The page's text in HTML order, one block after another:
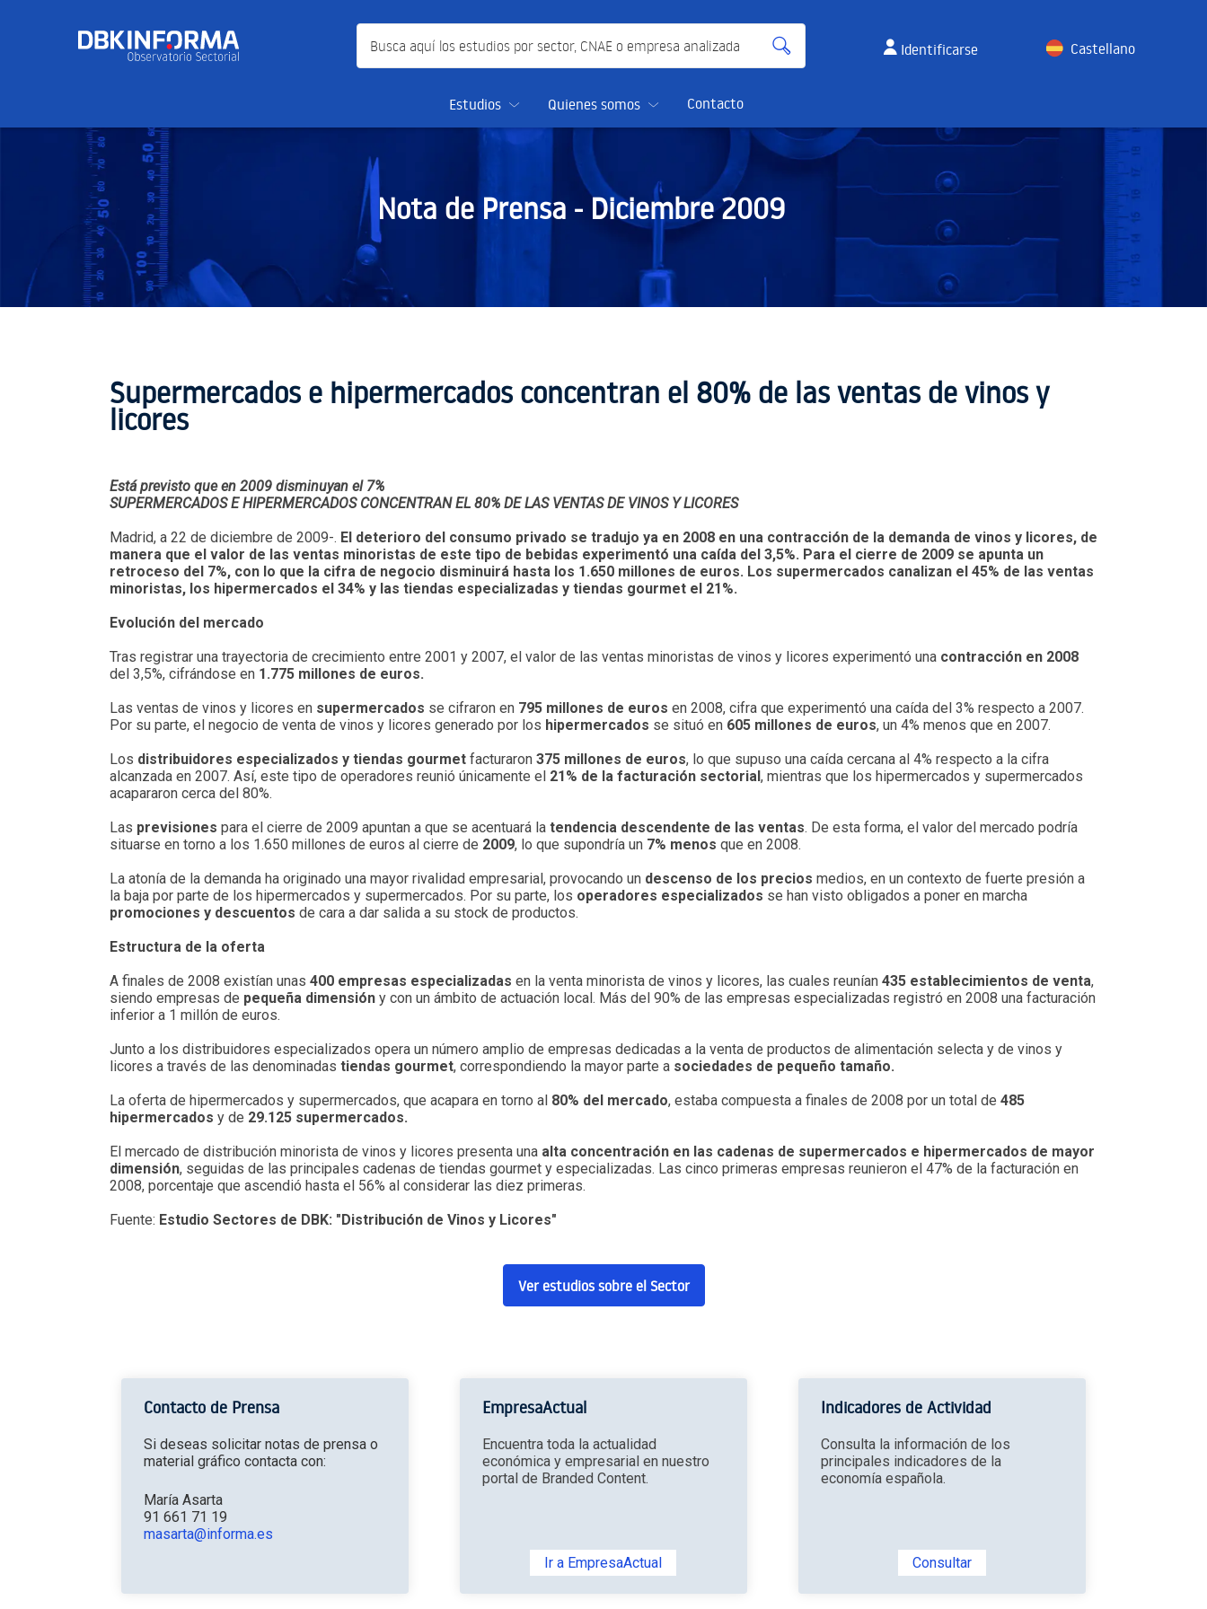
Identificarse
Castellano
Estudios
Quienes somos Contacto
Nota de Prensa - Diciembre 2009
Supermercados e hipermercados concentran el 80% de las ventas de vinos y
licores
Está previsto que en 2009 disminuyan el 7%
SUPERMERCADOS E HIPERMERCADOS CONCENTRAN EL 80% DE LAS VENTAS DE VINOS Y LICORES
Madrid, a 22 de diciembre de 2009-. El deterioro del consumo privado se tradujo ya en 2008 en una contracción de la demanda de vinos y licores, de
manera que el valor de las ventas minoristas de este tipo de bebidas experimentó una caída del 3,5%. Para el cierre de 2009 se apunta un
retroceso del 7%, con lo que la cifra de negocio disminuirá hasta los 1.650 millones de euros. Los supermercados canalizan el 45% de las ventas
minoristas, los hipermercados el 34% y las tiendas especializadas y tiendas gourmet el 21%.
Evolución del mercado
Tras registrar una trayectoria de crecimiento entre 2001 y 2007, el valor de las ventas minoristas de vinos y licores experimentó una contracción en 2008
del 3,5%, cifrándose en 1.775 millones de euros.
Las ventas de vinos y licores en supermercados se cifraron en 795 millones de euros en 2008, cifra que experimentó una caída del 3% respecto a 2007.
Por su parte, el negocio de venta de vinos y licores generado por los hipermercados se situó en 605 millones de euros, un 4% menos que en 2007.
Los distribuidores especializados y tiendas gourmet facturaron 375 millones de euros, lo que supuso una caída cercana al 4% respecto a la cifra
alcanzada en 2007. Así, este tipo de operadores reunió únicamente el 21% de la facturación sectorial, mientras que los hipermercados y supermercados
acapararon cerca del 80%.
Las previsiones para el cierre de 2009 apuntan a que se acentuará la tendencia descendente de las ventas. De esta forma, el valor del mercado podría
situarse en torno a los 1.650 millones de euros al cierre de 2009, lo que supondría un 7% menos que en 2008.
La atonía de la demanda ha originado una mayor rivalidad empresarial, provocando un descenso de los precios medios, en un contexto de fuerte presión a
la baja por parte de los hipermercados y supermercados. Por su parte, los operadores especializados se han visto obligados a poner en marcha
promociones y descuentos de cara a dar salida a su stock de productos.
Estructura de la oferta
A finales de 2008 existían unas 400 empresas especializadas en la venta minorista de vinos y licores, las cuales reunían 435 establecimientos de venta,
siendo empresas de pequeña dimensión y con un ámbito de actuación local. Más del 90% de las empresas especializadas registró en 2008 una facturación
inferior a 1 millón de euros.
Junto a los distribuidores especializados opera un número amplio de empresas dedicadas a la venta de productos de alimentación selecta y de vinos y
licores a través de las denominadas tiendas gourmet, correspondiendo la mayor parte a sociedades de pequeño tamaño.
La oferta de hipermercados y supermercados, que acapara en torno al 80% del mercado, estaba compuesta a finales de 2008 por un total de 485
hipermercados y de 29.125 supermercados.
El mercado de distribución minorista de vinos y licores presenta una alta concentración en las cadenas de supermercados e hipermercados de mayor
dimensión, seguidas de las principales cadenas de tiendas gourmet y especializadas. Las cinco primeras empresas reunieron el 47% de la facturación en
2008, porcentaje que ascendió hasta el 56% al considerar las diez primeras.
Fuente: Estudio Sectores de DBK: "Distribución de Vinos y Licores"
Ver estudios sobre el Sector
Contacto de Prensa
Si deseas solicitar notas de prensa o
material gráfico contacta con:
María Asarta
91 661 71 19
masarta@informa.es
EmpresaActual
Encuentra toda la actualidad
económica y empresarial en nuestro
portal de Branded Content.
Ir a EmpresaActual
Indicadores de Actividad
Consulta la información de los
principales indicadores de la
economía española.
Consultar